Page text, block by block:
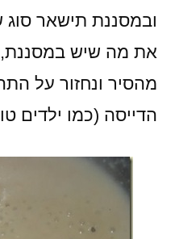
ובמסננת תישאר
את מה שיש במסננת,
מהסיר ונחזור על
הדייסה (כמו ילדים